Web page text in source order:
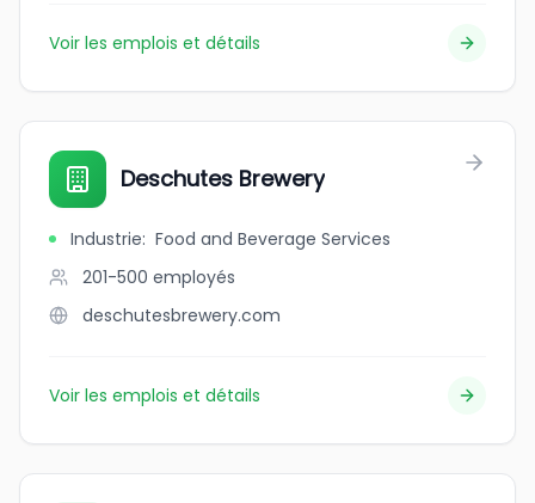
Voir les emplois et détails
Deschutes Brewery
Industrie: Food and Beverage Services
201-500 employés
deschutesbrewery.com
Voir les emplois et détails